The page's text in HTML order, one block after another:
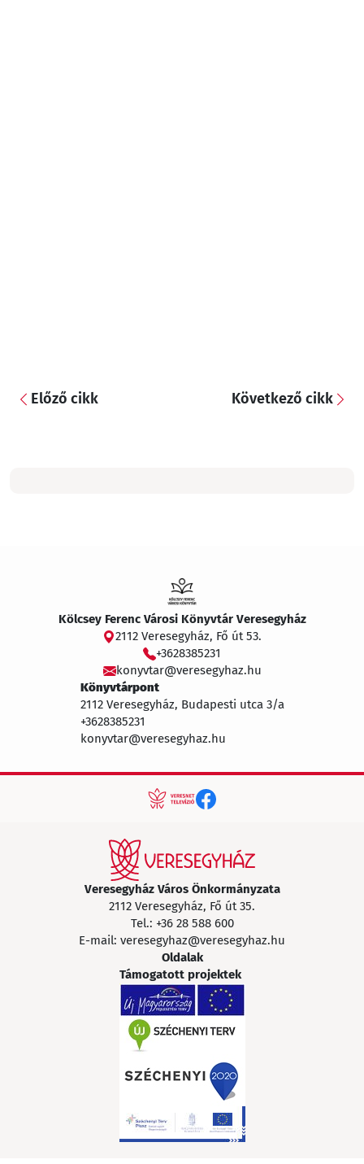
Előző cikk Következő cikk
Kölcsey Ferenc Városi Könyvtár Veresegyház
2112 Veresegyház, Fő út 53.
+3628385231
konyvtar@veresegyhaz.hu
Könyvtárpont
2112 Veresegyház, Budapesti utca 3/a
+3628385231
konyvtar@veresegyhaz.hu
Veresegyház Város Önkormányzata
2112 Veresegyház, Fő út 35.
Tel.: +36 28 588 600
E-mail: veresegyhaz@veresegyhaz.hu
Oldalak
Támogatott projektek